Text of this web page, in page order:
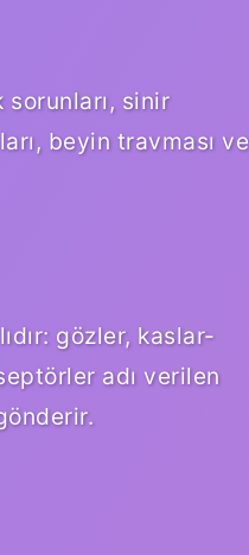
sorunları, sinir
beyin travması ve
gözler, kaslar-
adı verilen